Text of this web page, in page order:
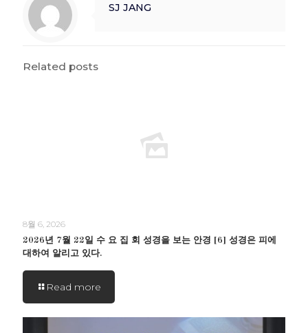
SJ JANG
Related posts
8월 6, 2026
2026년 7월 22일 수 요 집 회 성경을 보는 안경 [6] 성경은 피에
대하여 알리고 있다.
Read more